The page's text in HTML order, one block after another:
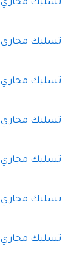
تسليك مجاري
تسليك مجاري
تسليك مجاري
تسليك مجاري
تسليك مجاري
تسليك مجاري
تسليك مجاري